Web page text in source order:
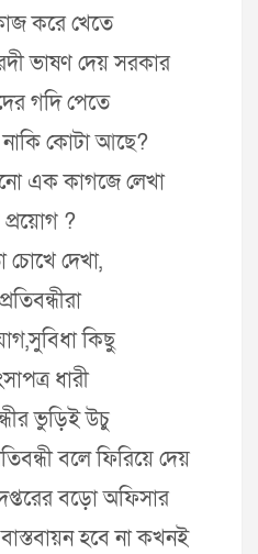
করে খেতে
ভাষণ দেয় সরকার
গদি পেতে
নাকি কোটা আছে?
এক কাগজে লেখা
প্রয়োগ ?
চোখে দেখা,
কিছু
ধারী
ভুড়িই উচু
বলে ফিরিয়ে দেয়
দপ্তরের বড়ো অফিসার
হবে না কখনই